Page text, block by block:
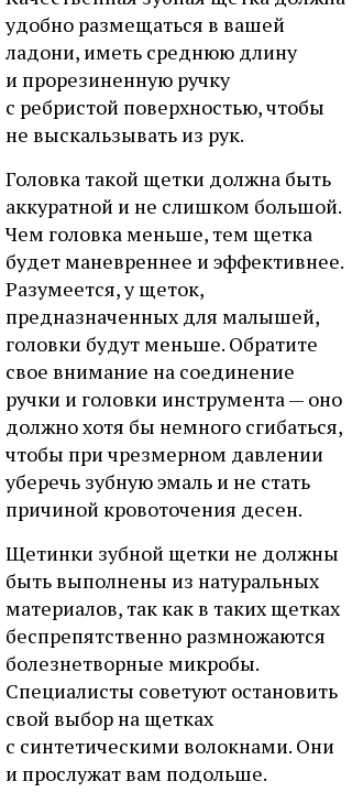
удобно размещаться в вашей
ладони, иметь среднюю длину
и прорезиненную ручку
с ребристой поверхностью, чтобы
не выскальзывать из рук.
Головка такой щетки должна быть
аккуратной и не слишком большой.
Чем головка меньше, тем щетка
будет маневреннее и эффективнее.
Разумеется, у щеток,
предназначенных для малышей,
головки будут меньше. Обратите
свое внимание на соединение
ручки и головки инструмента — оно
должно хотя бы немного сгибаться,
чтобы при чрезмерном давлении
уберечь зубную эмаль и не стать
причиной кровоточения десен.
Щетинки зубной щетки не должны
быть выполнены из натуральных
материалов, так как в таких щетках
беспрепятственно размножаются
болезнетворные микробы.
Специалисты советуют остановить
свой выбор на щетках
с синтетическими волокнами. Они
и прослужат вам подольше.